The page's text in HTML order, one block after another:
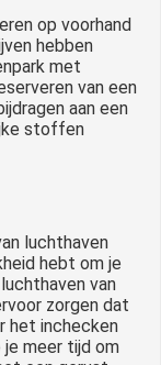
op voorhand
hebben
met
van een
aan een
stoffen
luchthaven
hebt om je
van
zorgen dat
het inchecken
je meer tijd om